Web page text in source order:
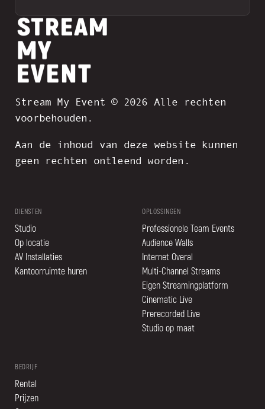
Stream My Event © 2026 Alle rechten
voorbehouden.
Aan de inhoud van deze website kunnen
geen rechten ontleend worden.
DIENSTEN
Studio
Op locatie
AV Installaties
Kantoorruimte huren
OPLOSSINGEN
Professionele Team Events
Audience Walls
Internet Overal
Multi-Channel Streams
Eigen Streamingplatform
Cinematic Live
Prerecorded Live
Studio op maat
BEDRIJF
Rental
Prijzen